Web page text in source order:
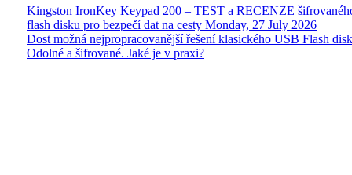
Kingston IronKey Keypad 200 – TEST a RECENZE
flash disku pro bezpečí dat na cesty Monday, 27 July 2026
Dost možná nejpropracovanější řešení klasického USB Flash
Odolné a šifrované. Jaké je v praxi?